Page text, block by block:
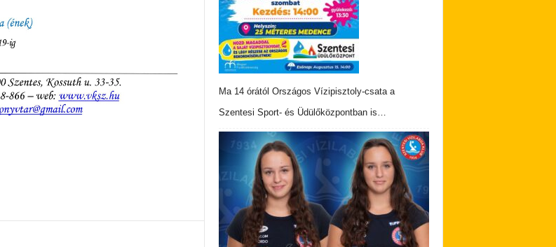
Ma 14 órától Országos Vízipisztoly-csata a
Szentesi Sport- és Üdülőközpontban is…